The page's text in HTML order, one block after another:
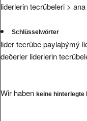
liderlerin tecrübeleri >
Schlüsselwörter
lider tecrübe paylaþýmý
deðerler liderlerin
Wir haben keine hinterlegte